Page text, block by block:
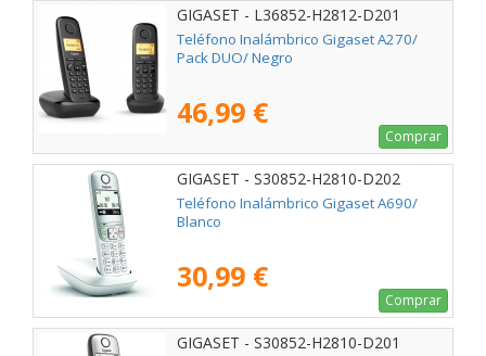
GIGASET - L36852-H2812-D201
Teléfono Inalámbrico Gigaset A270/
Pack DUO/ Negro
46,99 €
Comprar
GIGASET - S30852-H2810-D202
Teléfono Inalámbrico Gigaset A690/
Blanco
30,99 €
Comprar
GIGASET - S30852-H2810-D201